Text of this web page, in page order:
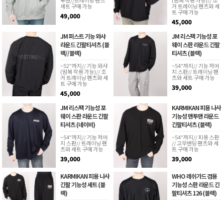
세트 구매 가능
49,000
거 트레이닝 팬츠와 세
트 구매 가능
45,000
JM 퍼스트 기능 와샤
라운드 긴팔티셔츠 (블
랙//블랙)
~52"까지// 기능 와샤
(땀복 착용 가능)// 조
거 트레이닝 팬츠와 세
트 구매 가능
45,000
JM 리스팩 기능성 포
웨이 스판 라운드 긴팔
티셔츠 (블랙)
~54"까지// 기능 저어
지 스판// 트레이닝 팬
츠와 세트 구매 가능
39,000
JM 리스팩 기능성 포
웨이 스판 라운드 긴팔
티셔츠 (네이비)
~54"까지// 기능 저어
지 스판// 트레이닝 팬
츠와 세트 구매 가능
39,000
KARMIKAN 피용 나사
기능성 맨투맨 라운드
긴팔티셔츠 (블랙)
~54"까지// 피용 스판
// 고무밴딩 팬츠와 세
트 구매 가능
39,000
KARMIKAN 피용 나사
긴팔 기능성 세트 (블
랙)
WHO 레쉬가드 겸용
기능성 스판 라운드 긴
팔티셔츠 126 (블랙)